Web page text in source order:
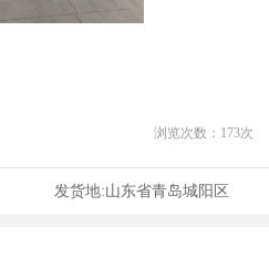
浏览次数： 173次
发货地:山东省青岛城阳区